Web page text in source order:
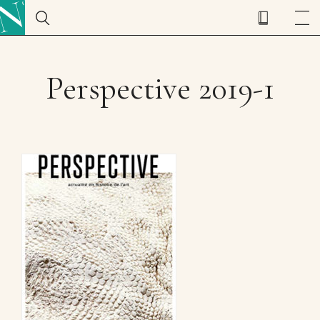
Perspective 2019-1